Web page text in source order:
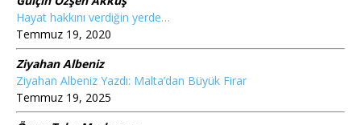
Hayat hakkını verdiğin yerde…
Temmuz 19, 2020
Ziyahan Albeniz
Ziyahan Albeniz Yazdı: Malta’dan Büyük Firar
Temmuz 19, 2025